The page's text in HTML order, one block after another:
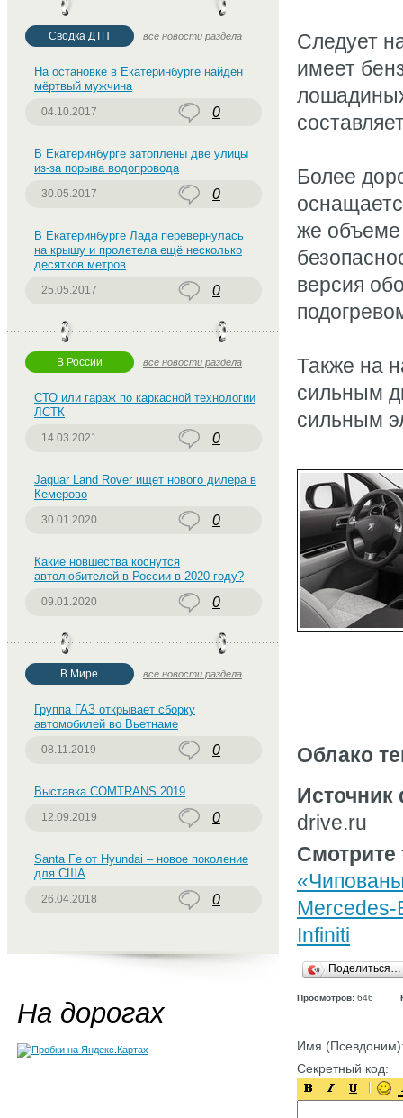
Следует
имеет
Более
же
версия
Также на
сильным
сильным
Облако
Источник
drive.ru
Смотрите
Mercedes-
Infiniti
Поделиться…
Просмотров: 646
Имя
Секретный код:
Сводка ДТП все новости раздела
На остановке в Екатеринбурге найден
мёртвый мужчина
04.10.2017 0
В Екатеринбурге затоплены две улицы
из-за порыва водопровода
30.05.2017 0
В Екатеринбурге Лада перевернулась
на крышу и пролетела ещё несколько
десятков метров
25.05.2017 0
В России все новости раздела
СТО или гараж по каркасной технологии
ЛСТК
14.03.2021 0
Jaguar Land Rover ищет нового дилера в
Кемерово
30.01.2020 0
Какие новшества коснутся
автолюбителей в России в 2020 году?
09.01.2020 0
В Мире все новости раздела
Группа ГАЗ открывает сборку
автомобилей во Вьетнаме
08.11.2019 0
Выставка COMTRANS 2019
12.09.2019 0
Santa Fe от Hyundai – новое поколение
для США
26.04.2018 0
На дорогах